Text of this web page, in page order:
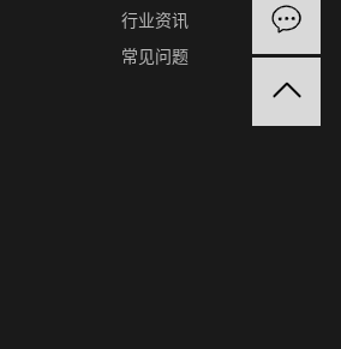
行业资讯
常见问题